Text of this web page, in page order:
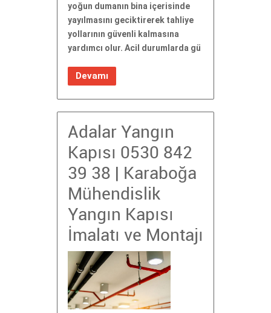
yoğun dumanın bina içerisinde
yayılmasını geciktirerek tahliye
yollarının güvenli kalmasına
yardımcı olur. Acil durumlarda gü
Devamı
Adalar Yangın
Kapısı 0530 842
39 38 | Karaboğa
Mühendislik
Yangın Kapısı
İmalatı ve Montajı